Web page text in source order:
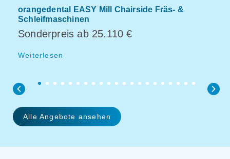
orangedental EASY Mill Chairside Fräs- &
Schleifmaschinen
Sonderpreis ab 25.110 €
Weiterlesen
Alle Angebote ansehen